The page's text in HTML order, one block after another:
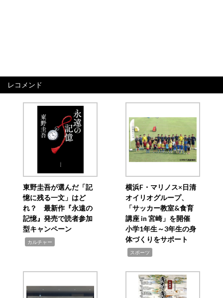
レコメンド
東野圭吾が選んだ「記
憶に残る一文」はど
れ？ 最新作『永遠の
記憶』発売で読者参加
型キャンペーン
カルチャー
横浜F・マリノス×日清
オイリオグループ、
「サッカー教室&食育
講座 in 宮崎」を開催
小学1年生～3年生の身
体づくりをサポート
スポーツ